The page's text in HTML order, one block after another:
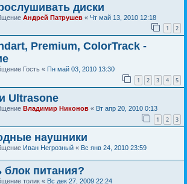
диски
Андрей Патрушев « Чт май 13, 2010 12:18
1 2
Premium, ColorTrack -
Гость « Пн май 03, 2010 13:30
1 2 3 4 5
Ultrasone
Владимир Никонов « Вт апр 20, 2010 0:13
1 2 3
наушники
Иван Негрозный « Вс янв 24, 2010 23:59
блок питания?
толик « Вс дек 27, 2009 22:24